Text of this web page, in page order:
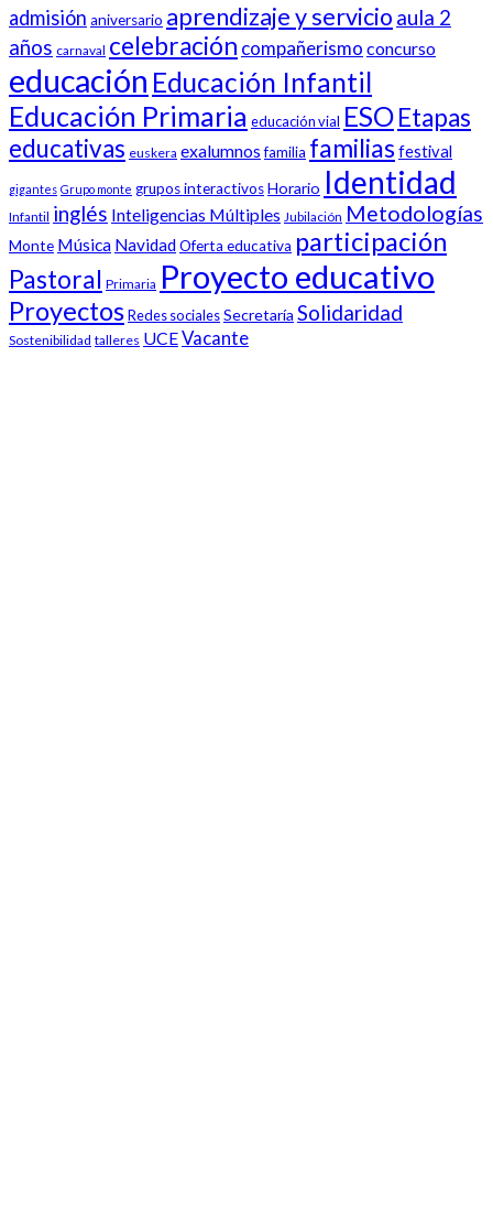
admisión aniversario aprendizaje y servicio aula 2
años carnaval celebración compañerismo concurso
educación Educación Infantil
Educación Primaria educación vial ESOEtapas
educativas euskera exalumnos familia familiasfestival
gigantes Grupo monte grupos interactivosHorario Identidad
Infantil inglés Inteligencias Múltiples Jubilación Metodologías
Monte Música NavidadOferta educativa participación
Pastoral Primaria Proyecto educativo
ProyectosRedes socialesSecretaría Solidaridad
Sostenibilidad talleres UCEVacante